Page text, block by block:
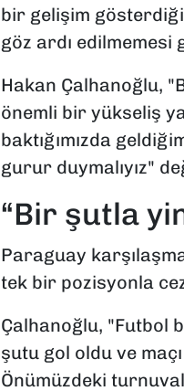
bir gelişim
göz ardı
Hakan Çalhanoğlu,
önemli bir yükseliş
baktığımızda
gurur duymalıyız"
“Bir şutla
Paraguay
tek bir pozisyonla
Çalhanoğlu, "Futbol
şutu gol oldu ve
Önümüzdeki